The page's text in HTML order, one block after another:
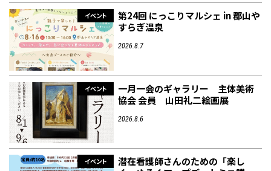
イベント
第24回 にっこりマルシェ in 郡山や
すらぎ温泉
2026.8.7
イベント
一月一会のギャラリー 主体美術
協会 会員 山田礼二絵画展
2026.8.6
イベント
潜在看護師さんのための「楽し